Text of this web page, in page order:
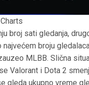
broj sati gledanja,
najvećem broju
MLBB. Slična
Valorant i Dota 2
gleda ukupno vreme